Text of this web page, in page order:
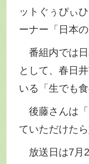
ットぐぅぴぃ
ーナー「日本
番組内では日
として、春日
いる「生でも
後藤さんは「
ていただけた
放送日は7月